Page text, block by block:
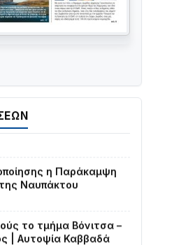
Ναυπάκτου
| Αυτοψία Καββαδά